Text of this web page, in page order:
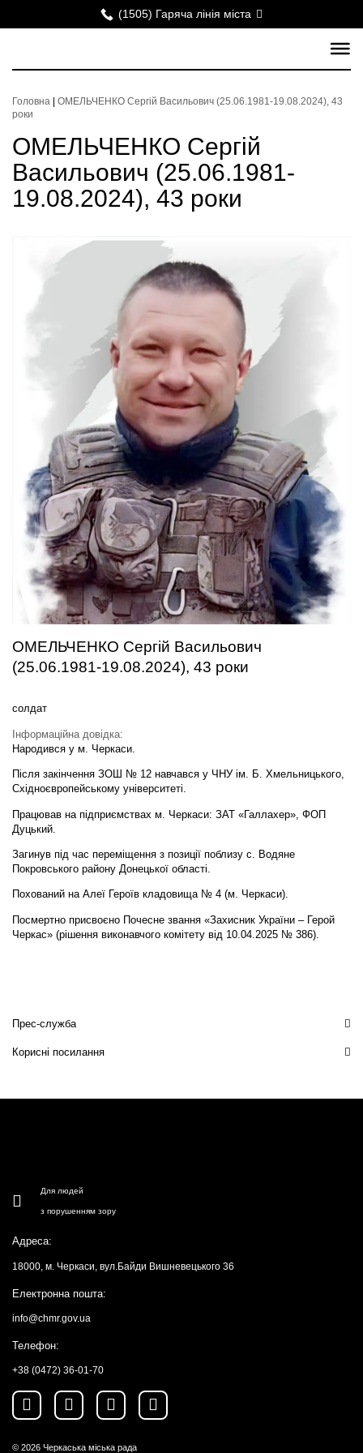
(1505) Гаряча лінія міста
Головна
ОМЕЛЬЧЕНКО Сергій Васильович (25.06.1981-19.08.2024), 43
роки
ОМЕЛЬЧЕНКО Сергій
Васильович (25.06.1981-
19.08.2024), 43 роки
ОМЕЛЬЧЕНКО Сергій Васильович
(25.06.1981-19.08.2024), 43 роки
солдат
Інформаційна довідка:
Народився у м. Черкаси.
Після закінчення ЗОШ № 12 навчався у ЧНУ ім. Б. Хмельницького,
Східноєвропейському університеті.
Працював на підприємствах м. Черкаси: ЗАТ «Галлахер», ФОП
Дуцький.
Загинув під час переміщення з позиції поблизу с. Водяне
Покровського району Донецької області.
Похований на Алеї Героїв кладовища № 4 (м. Черкаси).
Посмертно присвоєно Почесне звання «Захисник України – Герой
Черкас» (рішення виконавчого комітету від 10.04.2025 № 386).
Прес-служба
Корисні посилання
Для людей
з порушенням зору
Адреса:
18000, м. Черкаси, вул.Байди Вишневецького 36
Електронна пошта:
info@chmr.gov.ua
Телефон:
+38 (0472) 36-01-70
© 2026 Черкаська міська рада